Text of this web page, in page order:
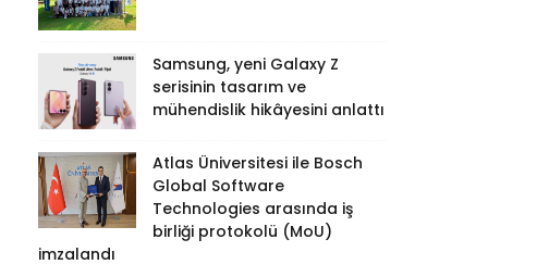
Samsung, yeni Galaxy Z
serisinin tasarım ve
mühendislik hikâyesini anlattı
Atlas Üniversitesi ile Bosch
Global Software
Technologies arasında iş
birliği protokolü (MoU)
imzalandı